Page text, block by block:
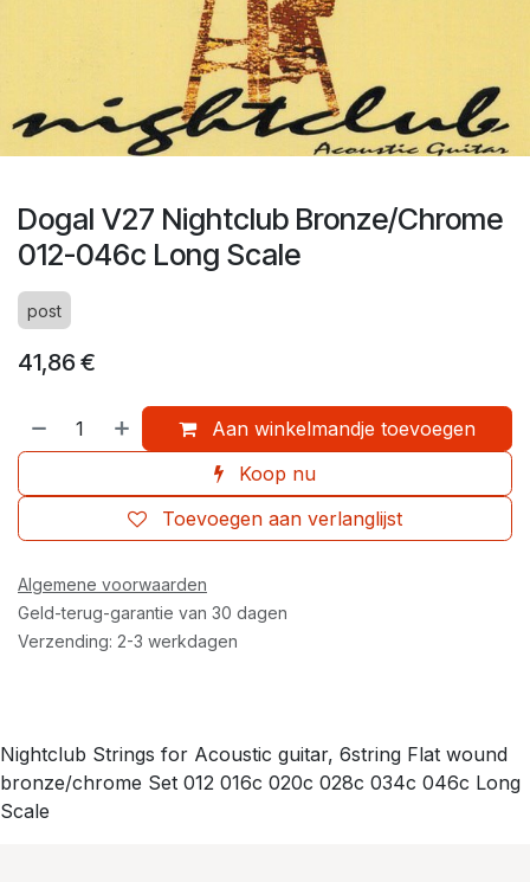
Dogal V27 Nightclub Bronze/Chrome
012-046c Long Scale
post
41,86 €
Aan winkelmandje toevoegen
Koop nu
Toevoegen aan verlanglijst
Algemene voorwaarden
Geld-terug-garantie van 30 dagen
Verzending: 2-3 werkdagen
Nightclub Strings for Acoustic guitar, 6string Flat wound
bronze/chrome Set 012 016c 020c 028c 034c 046c Long
Scale